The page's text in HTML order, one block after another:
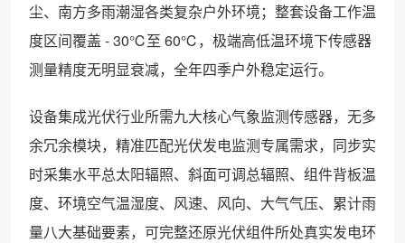
尘、南方多雨潮湿各类复杂户外环境；整套设备工作温
度区间覆盖 - 30℃至 60℃，极端高低温环境下传感器
测量精度无明显衰减，全年四季户外稳定运行。
设备集成光伏行业所需九大核心气象监测传感器，无多
余冗余模块，精准匹配光伏发电监测专属需求，同步实
时采集水平总太阳辐照、斜面可调总辐照、组件背板温
度、环境空气温湿度、风速、风向、大气气压、累计雨
量八大基础要素，可完整还原光伏组件所处真实发电环